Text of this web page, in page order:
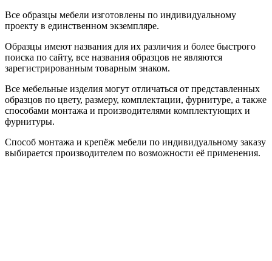
Все образцы мебели изготовлены по индивидуальному
проекту в единственном экземпляре.
Образцы имеют названия для их различия и более быстрого
поиска по сайту, все названия образцов не являются
зарегистрированным товарным знаком.
Все мебельные изделия могут отличаться от представленных
образцов по цвету, размеру, комплектации, фурнитуре, а также
способами монтажа и производителями комплектующих и
фурнитуры.
Способ монтажа и крепёж мебели по индивидуальному заказу
выбирается производителем по возможности её применения.